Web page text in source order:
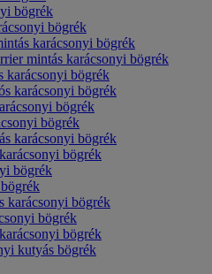
bögrék
bögrék
karácsonyi bögrék
mintás karácsonyi bögrék
karácsonyi bögrék
karácsonyi bögrék
bögrék
bögrék
karácsonyi bögrék
bögrék
bögrék
karácsonyi bögrék
bögrék
bögrék
kutyás bögrék